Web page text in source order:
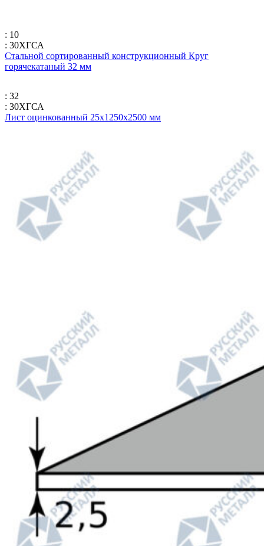
: 10
: 30ХГСА
Стальной сортированный конструкционный Круг
горячекатаный 32 мм
: 32
: 30ХГСА
Лист оцинкованный 25х1250х2500 мм